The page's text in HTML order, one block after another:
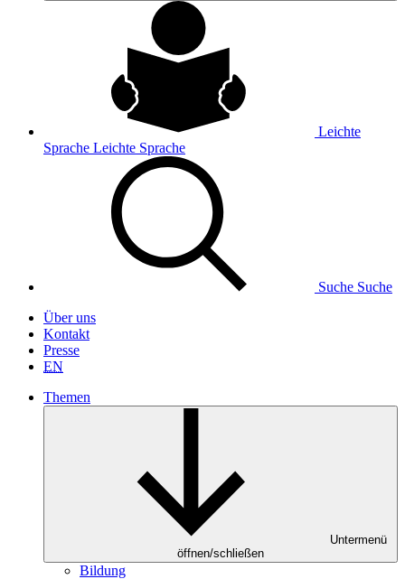
Leichte
Sprache Leichte Sprache
Suche Suche
Über uns
Kontakt
Presse
EN
Themen
Untermenü
öffnen/schließen
Bildung